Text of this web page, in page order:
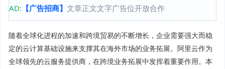
AD: 【广告招商】 文章正文文字广告位开放合作
随着全球化进程的加速和跨境贸易的不断增长，企业需要强大而稳
定的云计算基础设施来支撑其在海外市场的业务拓展。阿里云作为
全球领先的云服务提供商，在跨境业务拓展中发挥着重要作用。本